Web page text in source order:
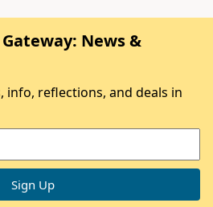
News &
info, reflections, and deals in